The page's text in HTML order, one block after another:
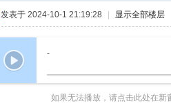
发表于 2024-10-1 21:19:28 显示全部楼层
-
如果无法播放，请点击此处在新